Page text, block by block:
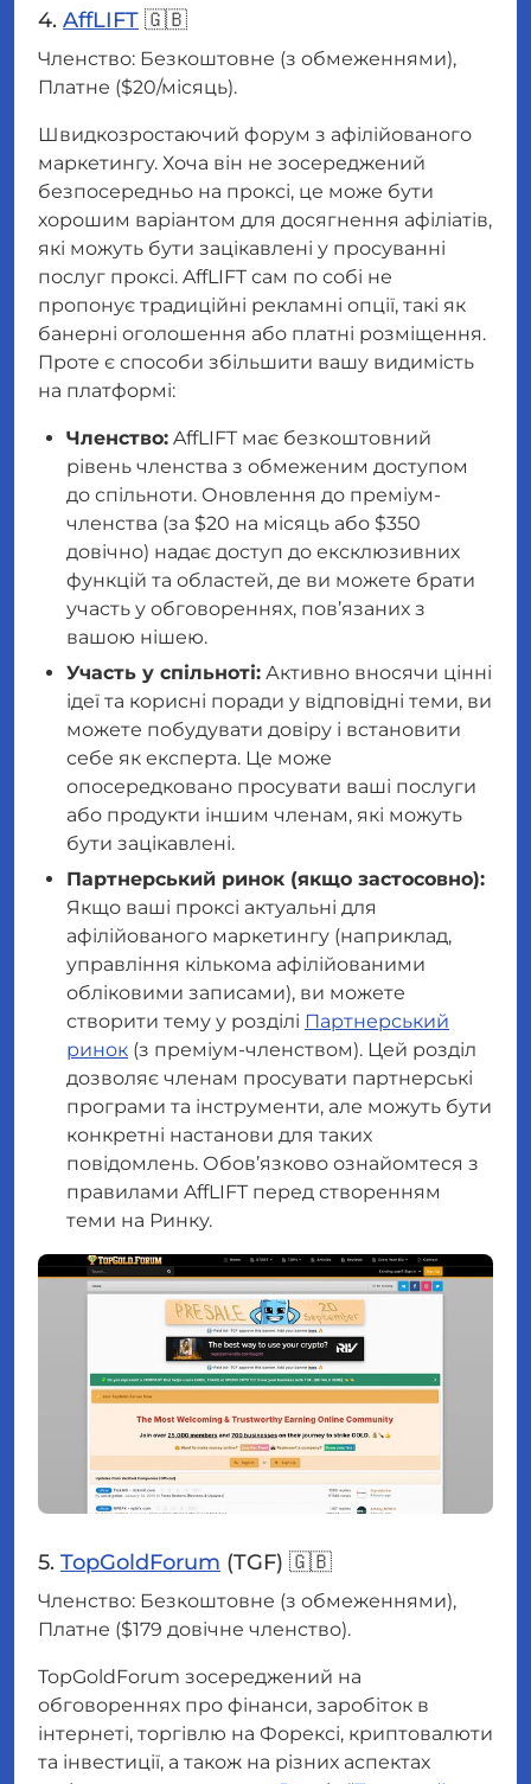
4. AffLIFT 🇬🇧
Членство: Безкоштовне (з обмеженнями),
Платне ($20/місяць).
Швидкозростаючий форум з афілійованого
маркетингу. Хоча він не зосереджений
безпосередньо на проксі, це може бути
хорошим варіантом для досягнення афіліатів,
які можуть бути зацікавлені у просуванні
послуг проксі. AffLIFT сам по собі не
пропонує традиційні рекламні опції, такі як
банерні оголошення або платні розміщення.
Проте є способи збільшити вашу видимість
на платформі:
Членство: AffLIFT має безкоштовний
рівень членства з обмеженим доступом
до спільноти. Оновлення до преміум-
членства (за $20 на місяць або $350
довічно) надає доступ до ексклюзивних
функцій та областей, де ви можете брати
участь у обговореннях, пов’язаних з
вашою нішею.
Участь у спільноті: Активно вносячи цінні
ідеї та корисні поради у відповідні теми, ви
можете побудувати довіру і встановити
себе як експерта. Це може
опосередковано просувати ваші послуги
або продукти іншим членам, які можуть
бути зацікавлені.
Партнерський ринок (якщо застосовно):
Якщо ваші проксі актуальні для
афілійованого маркетингу (наприклад,
управління кількома афілійованими
обліковими записами), ви можете
створити тему у розділі Партнерський
ринок (з преміум-членством). Цей розділ
дозволяє членам просувати партнерські
програми та інструменти, але можуть бути
конкретні настанови для таких
повідомлень. Обов’язково ознайомтеся з
правилами AffLIFT перед створенням
теми на Ринку.
5. TopGoldForum (TGF) 🇬🇧
Членство: Безкоштовне (з обмеженнями),
Платне ($179 довічне членство).
TopGoldForum зосереджений на
обговореннях про фінанси, заробіток в
інтернеті, торгівлю на Форексі, криптовалюти
та інвестиції, а також на різних аспектах